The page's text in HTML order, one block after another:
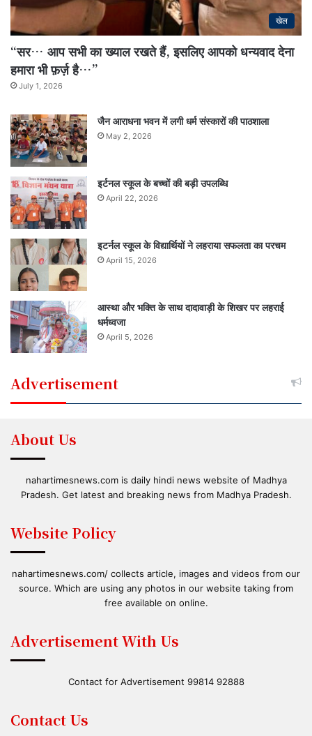
खेल
“सर… आप सभी का ख्याल रखते हैं, इसलिए आपको धन्यवाद देना
हमारा भी फ़र्ज़ है…”
July 1, 2026
जैन आराधना भवन में लगी धर्म संस्कारों की पाठशाला
May 2, 2026
इर्टनल स्कूल के बच्चों की बड़ी उपलब्धि
April 22, 2026
इटर्नल स्कूल के विद्यार्थियों ने लहराया सफलता का परचम
April 15, 2026
आस्था और भक्ति के साथ दादावाड़ी के शिखर पर लहराई
धर्मध्वजा
April 5, 2026
Advertisement
About Us
nahartimesnews.com is daily hindi news website of Madhya
Pradesh. Get latest and breaking news from Madhya Pradesh.
Website Policy
nahartimesnews.com/ collects article, images and videos from our
source. Which are using any photos in our website taking from
free available on online.
Advertisement With Us
Contact for Advertisement 99814 92888
Contact Us